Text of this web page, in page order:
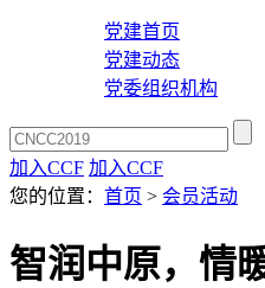
党建首页
党建动态
党委组织机构
加入CCF 加入CCF
您的位置： 首页 > 会员活动
智润中原，情